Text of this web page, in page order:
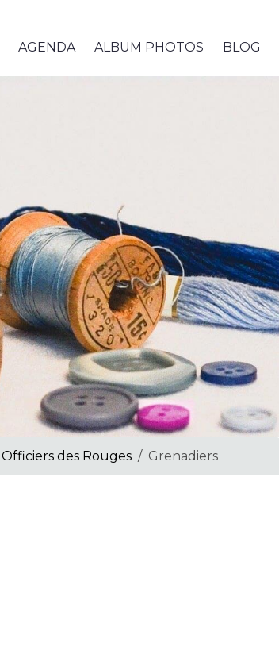
AGENDA ALBUM PHOTOS BLOG
Officiers des Rouges Grenadiers